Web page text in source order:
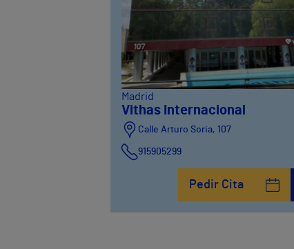
Madrid
Vithas Internacional
Calle Arturo Soria, 107
915905299
Pedir Cita